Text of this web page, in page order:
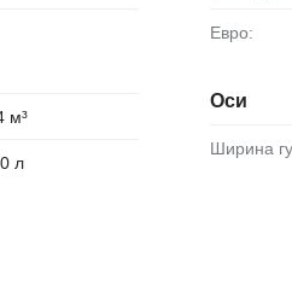
м³
л
Евро:
Оси
Ширина